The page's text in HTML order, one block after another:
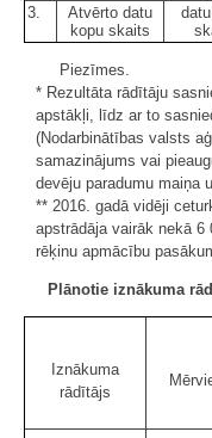
3.
Atvērto datu
kopu skaits
Piezīmes.
* Rezultāta rādītāju
apstākļi, līdz ar to
(Nodarbinātības valsts
samazinājums vai
devēju paradumu maiņa
** 2016. gadā vidēji
apstrādāja vairāk nekā
rēķinu apmācību
Plānotie iznākuma
Iznākuma
rādītājs